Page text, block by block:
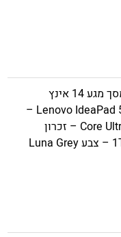
מחשב נייד עם מסך מגע 14 אינץ
Lenovo IdeaPad 5i 2-in-1 Gen10 –
מעבד Core Ultra 5 225U – זכרון